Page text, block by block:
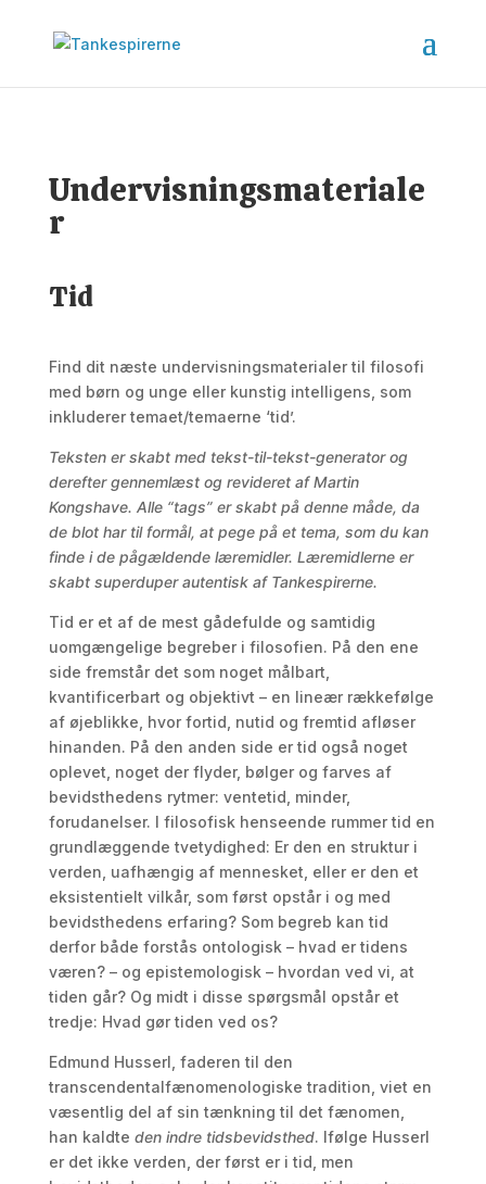
Undervisningsmateriale
r
Tid
Find dit næste undervisningsmaterialer til filosofi
med børn og unge eller kunstig intelligens, som
inkluderer temaet/temaerne ‘tid’.
Teksten er skabt med tekst-til-tekst-generator og
derefter gennemlæst og revideret af Martin
Kongshave. Alle “tags” er skabt på denne måde, da
de blot har til formål, at pege på et tema, som du kan
finde i de pågældende læremidler. Læremidlerne er
skabt superduper autentisk af Tankespirerne.
Tid er et af de mest gådefulde og samtidig
uomgængelige begreber i filosofien. På den ene
side fremstår det som noget målbart,
kvantificerbart og objektivt – en lineær rækkefølge
af øjeblikke, hvor fortid, nutid og fremtid afløser
hinanden. På den anden side er tid også noget
oplevet, noget der flyder, bølger og farves af
bevidsthedens rytmer: ventetid, minder,
forudanelser. I filosofisk henseende rummer tid en
grundlæggende tvetydighed: Er den en struktur i
verden, uafhængig af mennesket, eller er den et
eksistentielt vilkår, som først opstår i og med
bevidsthedens erfaring? Som begreb kan tid
derfor både forstås ontologisk – hvad er tidens
væren? – og epistemologisk – hvordan ved vi, at
tiden går? Og midt i disse spørgsmål opstår et
tredje: Hvad gør tiden ved os?
Edmund Husserl, faderen til den
transcendentalfænomenologiske tradition, viet en
væsentlig del af sin tænkning til det fænomen,
han kaldte den indre tidsbevidsthed. Ifølge Husserl
er det ikke verden, der først er i tid, men